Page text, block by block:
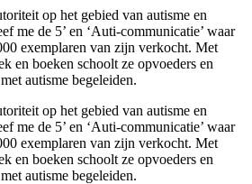
op het gebied van autisme en
me de 5’ en ‘Auti-communicatie’ waar
exemplaren van zijn verkocht. Met
en boeken schoolt ze opvoeders en
autisme begeleiden.
op het gebied van autisme en
me de 5’ en ‘Auti-communicatie’ waar
exemplaren van zijn verkocht. Met
en boeken schoolt ze opvoeders en
autisme begeleiden.